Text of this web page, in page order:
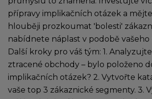
přípravy implikačních otázek a
hlouběji prozkoumat 'bolesti'
nabídnete náplast v podobě
Další kroky pro váš tým: 1.
ztracené obchody – bylo položeno
implikačních otázek? 2. Vytvořte
vaše top 3 zákaznické segmenty. 3.